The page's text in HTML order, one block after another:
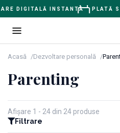
DIGITALĂ INSTANTĂ PLATĂ
Acasă Dezvoltare personală
Parenting
Afișare 1 - 24 din 24 produse
Filtrare